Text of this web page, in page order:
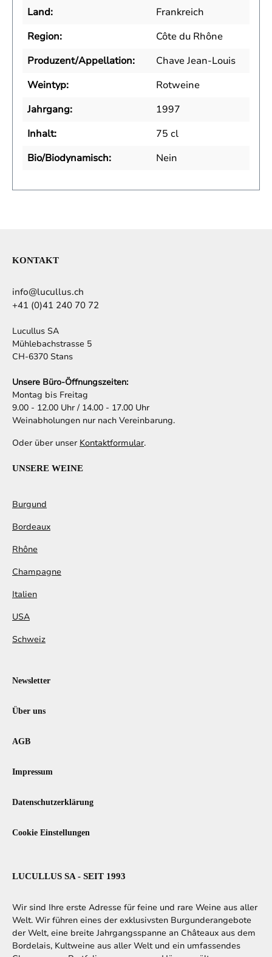
Land:
Frankreich
Region:
Côte du Rhône
Produzent/Appellation:
Chave Jean-Louis
Weintyp:
Rotweine
Jahrgang:
1997
Inhalt:
75 cl
Bio/Biodynamisch:
Nein
KONTAKT
info@lucullus.ch
+41 (0)41 240 70 72
Lucullus SA
Mühlebachstrasse 5
CH-6370 Stans
Unsere Büro-Öffnungszeiten:
Montag bis Freitag
9.00 - 12.00 Uhr / 14.00 - 17.00 Uhr
Weinabholungen nur nach Vereinbarung.
Oder über unser Kontaktformular.
UNSERE WEINE
Burgund
Bordeaux
Rhône
Champagne
Italien
USA
Schweiz
Newsletter
Über uns
AGB
Impressum
Datenschutzerklärung
Cookie Einstellungen
LUCULLUS SA - SEIT 1993
Wir sind Ihre erste Adresse für feine und rare Weine aus aller
Welt. Wir führen eines der exklusivsten Burgunderangebote
der Welt, eine breite Jahrgangsspanne an Châteaux aus dem
Bordelais, Kultweine aus aller Welt und ein umfassendes